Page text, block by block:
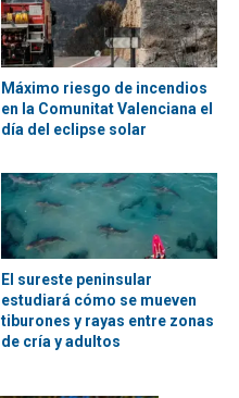
Máximo riesgo de incendios
en la Comunitat Valenciana el
día del eclipse solar
El sureste peninsular
estudiará cómo se mueven
tiburones y rayas entre zonas
de cría y adultos